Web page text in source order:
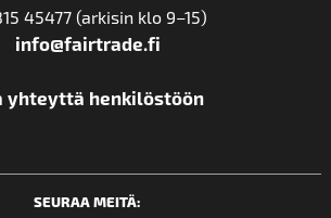
45477 (arkisin klo 9–15)
info@fairtrade.fi
yhteyttä henkilöstöön
SEURAA MEITÄ: